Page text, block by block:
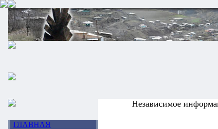
Независимое
ГЛАВНАЯ